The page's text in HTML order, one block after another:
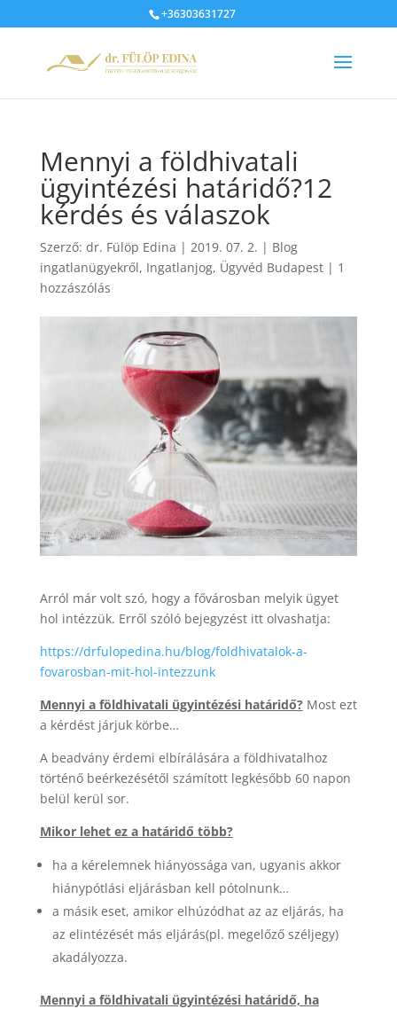
+36303631727
Mennyi a földhivatali
ügyintézési határidő?12
kérdés és válaszok
Szerző: dr. Fülöp Edina | 2019. 07. 2. | Blog
ingatlanügyekről, Ingatlanjog, Ügyvéd Budapest| 1
hozzászólás
Arról már volt szó, hogy a fővárosban melyik ügyet
hol intézzük. Erről szóló bejegyzést itt olvashatja:
https://drfulopedina.hu/blog/foldhivatalok-a-
fovarosban-mit-hol-intezzunk
Mennyi a földhivatali ügyintézési határidő?Most ezt
a kérdést járjuk körbe…
A beadvány érdemi elbírálására a földhivatalhoz
történő beérkezésétől számított legkésőbb 60 napon
belül kerül sor.
Mikor lehet ez a határidő több?
ha a kérelemnek hiányossága van, ugyanis akkor
hiánypótlási eljárásban kell pótolnunk…
a másik eset, amikor elhúzódhat az az eljárás, ha
az elintézését más eljárás(pl. megelőző széljegy)
akadályozza.
Mennyi a földhivatali ügyintézési határidő, ha